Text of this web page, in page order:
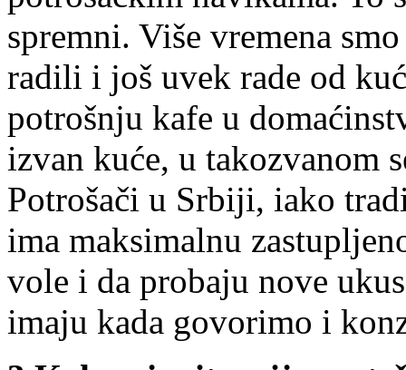
spremni. Više vremena
radili i još uvek rade od
potrošnju kafe u
izvan kuće, u takozvanom
Potrošači u Srbiji, iako
ima maksimalnu
vole i da probaju nove
imaju kada govorimo i